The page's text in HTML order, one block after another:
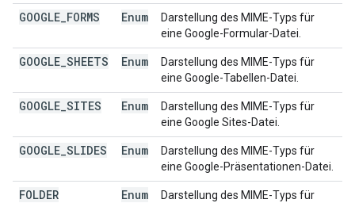
GOOGLE FORMS Enum
Darstellung des MIME-Typs für
eine Google-Formular-Datei.
GOOGLE SHEETS Enum
Darstellung des MIME-Typs für
eine Google-Tabellen-Datei.
GOOGLE SITES Enum
Darstellung des MIME-Typs für
eine Google Sites-Datei.
GOOGLE SLIDES Enum
Darstellung des MIME-Typs für
eine Google-Präsentationen-Datei.
FOLDER Enum
Darstellung des MIME-Typs für